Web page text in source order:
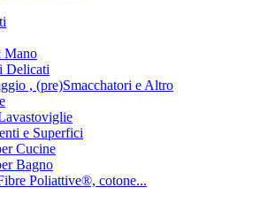
Mano
Delicati
, (pre)Smacchatori e Altro
e Superfici
Cucine
Bagno
Poliattive®, cotone...